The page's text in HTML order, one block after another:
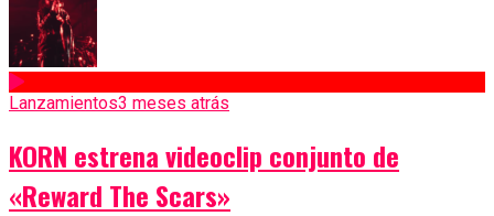
Lanzamientos3 meses atrás
KORN estrena videoclip conjunto de
«Reward The Scars»